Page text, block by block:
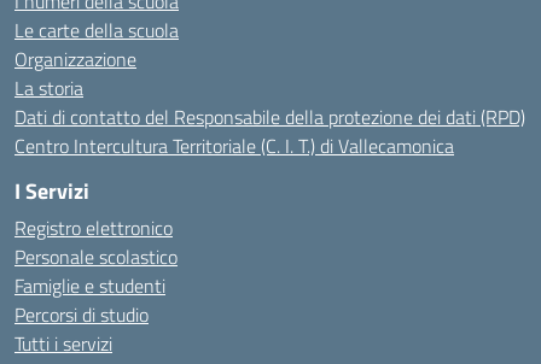
Le carte della scuola
Organizzazione
La storia
Dati di contatto del Responsabile della protezione dei dati (RPD)
Centro Intercultura Territoriale (C. I. T.) di Vallecamonica
I Servizi
Registro elettronico
Personale scolastico
Famiglie e studenti
Percorsi di studio
Tutti i servizi